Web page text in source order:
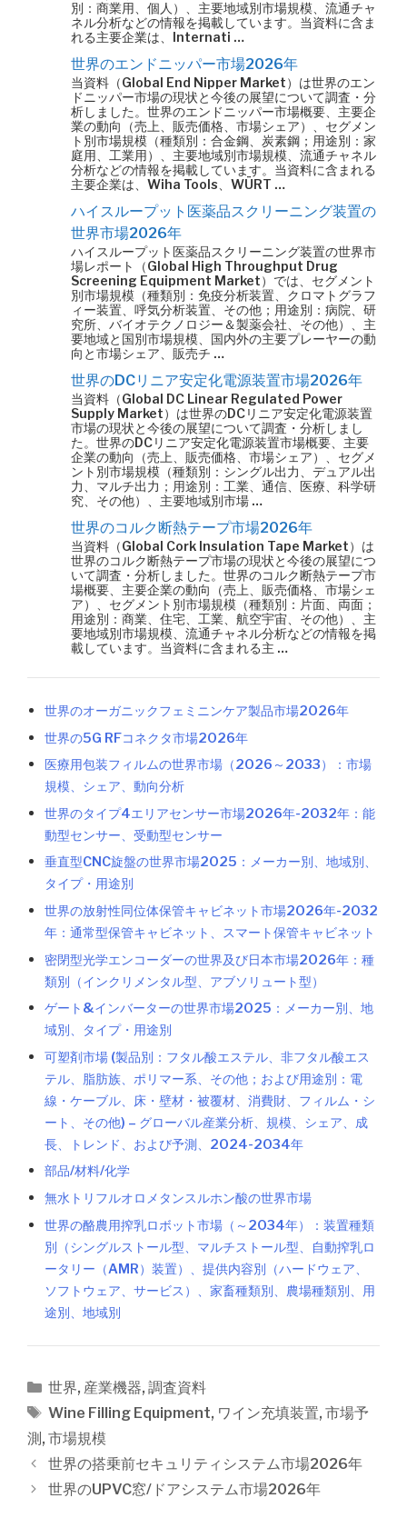
別：商業用、個人）、主要地域別市場規模、流通チャ
ネル分析などの情報を掲載しています。当資料に含ま
れる主要企業は、Internati …
世界のエンドニッパー市場2026年
当資料（Global End Nipper Market）は世界のエン
ドニッパー市場の現状と今後の展望について調査・分
析しました。世界のエンドニッパー市場概要、主要企
業の動向（売上、販売価格、市場シェア）、セグメン
ト別市場規模（種類別：合金鋼、炭素鋼；用途別：家
庭用、工業用）、主要地域別市場規模、流通チャネル
分析などの情報を掲載しています。当資料に含まれる
主要企業は、Wiha Tools、WÜRT …
ハイスループット医薬品スクリーニング装置の
世界市場2026年
ハイスループット医薬品スクリーニング装置の世界市
場レポート（Global High Throughput Drug
Screening Equipment Market）では、セグメント
別市場規模（種類別：免疫分析装置、クロマトグラフ
ィー装置、呼気分析装置、その他；用途別：病院、研
究所、バイオテクノロジー＆製薬会社、その他）、主
要地域と国別市場規模、国内外の主要プレーヤーの動
向と市場シェア、販売チ …
世界のDCリニア安定化電源装置市場2026年
当資料（Global DC Linear Regulated Power
Supply Market）は世界のDCリニア安定化電源装置
市場の現状と今後の展望について調査・分析しまし
た。世界のDCリニア安定化電源装置市場概要、主要
企業の動向（売上、販売価格、市場シェア）、セグメ
ント別市場規模（種類別：シングル出力、デュアル出
力、マルチ出力；用途別：工業、通信、医療、科学研
究、その他）、主要地域別市場 …
世界のコルク断熱テープ市場2026年
当資料（Global Cork Insulation Tape Market）は
世界のコルク断熱テープ市場の現状と今後の展望につ
いて調査・分析しました。世界のコルク断熱テープ市
場概要、主要企業の動向（売上、販売価格、市場シェ
ア）、セグメント別市場規模（種類別：片面、両面；
用途別：商業、住宅、工業、航空宇宙、その他）、主
要地域別市場規模、流通チャネル分析などの情報を掲
載しています。当資料に含まれる主 …
世界のオーガニックフェミニンケア製品市場2026年
世界の5G RFコネクタ市場2026年
医療用包装フィルムの世界市場（2026～2033）：市場
規模、シェア、動向分析
世界のタイプ4エリアセンサー市場2026年-2032年：能
動型センサー、受動型センサー
垂直型CNC旋盤の世界市場2025：メーカー別、地域別、
タイプ・用途別
世界の放射性同位体保管キャビネット市場2026年-2032
年：通常型保管キャビネット、スマート保管キャビネット
密閉型光学エンコーダーの世界及び日本市場2026年：種
類別（インクリメンタル型、アブソリュート型）
ゲート&インバーターの世界市場2025：メーカー別、地
域別、タイプ・用途別
可塑剤市場 (製品別：フタル酸エステル、非フタル酸エス
テル、脂肪族、ポリマー系、その他；および用途別：電
線・ケーブル、床・壁材・被覆材、消費財、フィルム・シ
ート、その他) – グローバル産業分析、規模、シェア、成
長、トレンド、および予測、2024-2034年
部品/材料/化学
無水トリフルオロメタンスルホン酸の世界市場
世界の酪農用搾乳ロボット市場（～2034年）：装置種類
別（シングルストール型、マルチストール型、自動搾乳ロ
ータリー（AMR）装置）、提供内容別（ハードウェア、
ソフトウェア、サービス）、家畜種類別、農場種類別、用
途別、地域別
カ
テ
ゴ
リ
ー
世界, 産業機器, 調査資料
タ
グ
Wine Filling Equipment, ワイン充填装置, 市場予
測 , 市場規模
投
稿
世界の搭乗前セキュリティシステム市場2026年
世界のUPVC窓/ドアシステム市場2026年